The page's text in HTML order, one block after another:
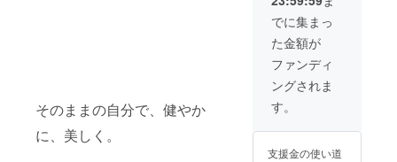
そのままの自分で、健やか
に、美しく。
ラーレ商品に切
り替えさせてい
ただきます。 ※
髪の状態、希望
の状態により終
わらない場合が
あります。 ※完
全予約制のsalon
取れる連絡先、
氏名が必要と
念撮影の前日 ★
久しぶりに会う
人との大切な一
日 ★自分を整え
て迎えたい、特
別なタイミング
に たっぷり整え
て、ぐっすり
眠って、やわら
かく、美しく
整ったあなたで
でに集まっ
た金額が
ファンディ
ングされま
す。
支援金の使い道